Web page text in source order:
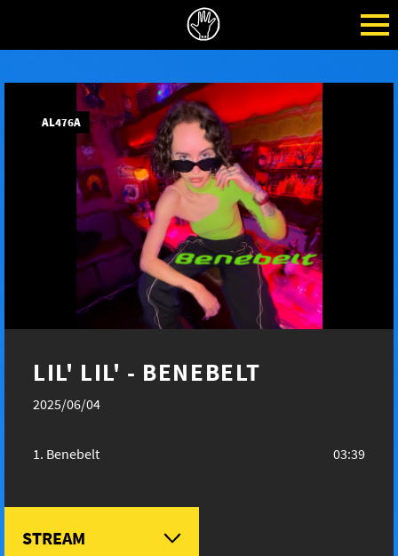
AL476A
LIL' LIL' - BENEBELT
2025/06/04
Benebelt 03:39
STREAM